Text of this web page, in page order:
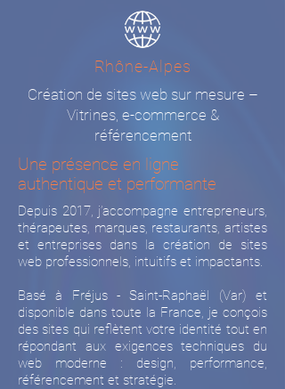
Rhône-Alpes
Création de sites web sur mesure –
Vitrines, e-commerce &
référencement
Une présence en ligne
authentique et performante
Depuis 2017, j’accompagne entrepreneurs,
thérapeutes, marques, restaurants, artistes
et entreprises dans la création de sites
web professionnels, intuitifs et impactants.
Basé à Fréjus - Saint-Raphaël (Var) et
disponible dans toute la France, je conçois
des sites qui reflètent votre identité tout en
répondant aux exigences techniques du
web moderne : design, performance,
référencement et stratégie.